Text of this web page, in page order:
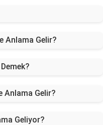
Anlama Gelir?
Anlama Gelir?
Geliyor?